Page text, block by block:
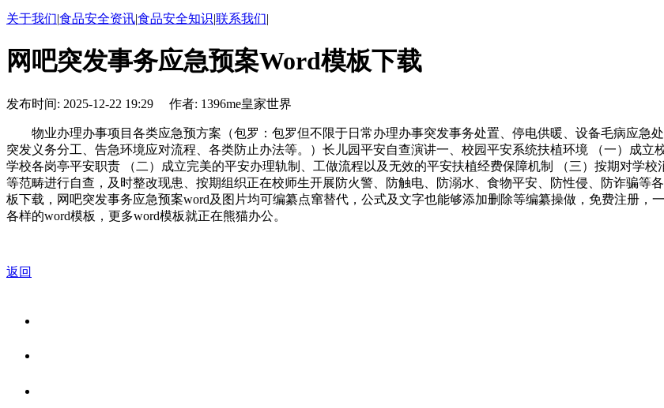
关于我们|食品安全资讯|食品安全知识|联系我们|
网吧突发事务应急预案Word模板下载
发布时间: 2025-12-22 19:29 作者: 1396me皇家世界
物业办理办事项目各类应急预方案（包罗：包罗但不限于日常办理办事突发事务处置、停电供暖、设备毛病应急
突发义务分工、告急环境应对流程、各类防止办法等。）长儿园平安自查演讲一、校园平安系统扶植环境 （一）成
学校各岗亭平安职责 （二）成立完美的平安办理轨制、工做流程以及无效的平安扶植经费保障机制 （三）按期对学
等范畴进行自查，及时整改现患、按期组织正在校师生开展防火警、防触电、防溺水、食物平安、防性侵、防诈骗等
板下载，网吧突发事务应急预案word及图片均可编纂点窜替代，公式及文字也能够添加删除等编纂操做，免费注册，
各样的word模板，更多word模板就正在熊猫办公。
返回